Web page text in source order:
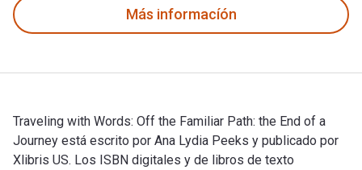
Más informacíón
Traveling with Words: Off the Familiar Path: the End of a
Journey está escrito por Ana Lydia Peeks y publicado por
Xlibris US. Los ISBN digitales y de libros de texto